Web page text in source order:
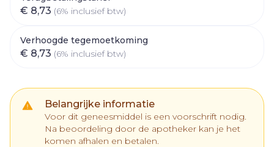
€ 8,73 (6% inclusief btw)
Verhoogde tegemoetkoming
€ 8,73 (6% inclusief btw)
Belangrijke informatie
Voor dit geneesmiddel is een voorschrift nodig.
Na beoordeling door de apotheker kan je het
komen afhalen en betalen.